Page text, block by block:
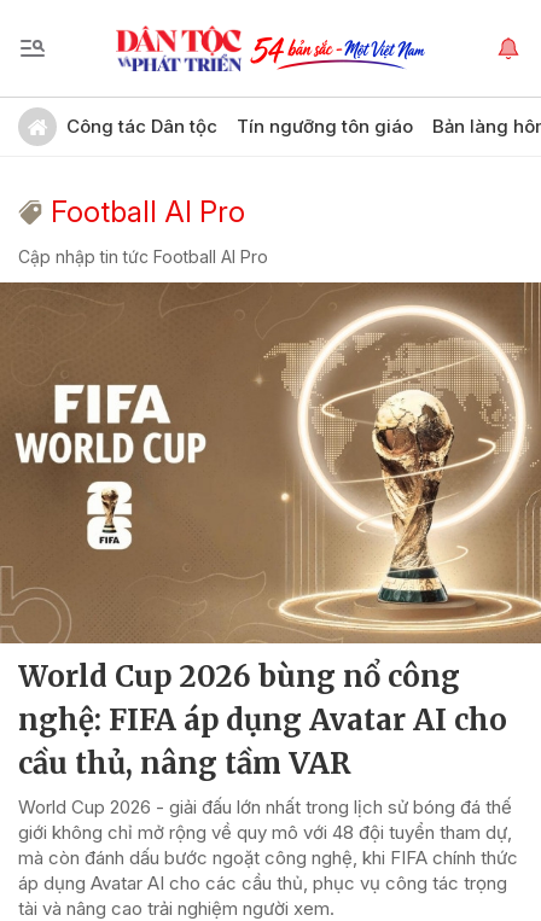
Công tác Dân tộc Tín ngưỡng tôn giáo Bản làng
Football AI Pro
Cập nhập tin tức Football AI Pro
World Cup 2026 bùng nổ công
nghệ: FIFA áp dụng Avatar AI cho
cầu thủ, nâng tầm VAR
World Cup 2026 - giải đấu lớn nhất trong lịch sử bóng đá thế
giới không chỉ mở rộng về quy mô với 48 đội tuyển tham dự,
mà còn đánh dấu bước ngoặt công nghệ, khi FIFA chính thức
áp dụng Avatar AI cho các cầu thủ, phục vụ công tác trọng
tài và nâng cao trải nghiệm người xem.